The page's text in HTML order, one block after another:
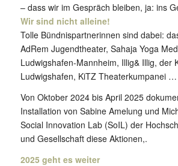
– dass wir im Gespräch bleiben, ja: ins
Wir sind nicht alleine!
Tolle Bündnispartnerinnen sind dabei:
AdRem Jugendtheater, Sahaja Yoga
Ludwigshafen-Mannheim, Illig& Illig, der
Ludwigshafen, KiTZ Theaterkumpanei …
Von Oktober 2024 bis April 2025
Installation von Sabine Amelung und
Social Innovation Lab (SoIL) der
und Gesellschaft diese Aktionen,.
2025 geht es weiter